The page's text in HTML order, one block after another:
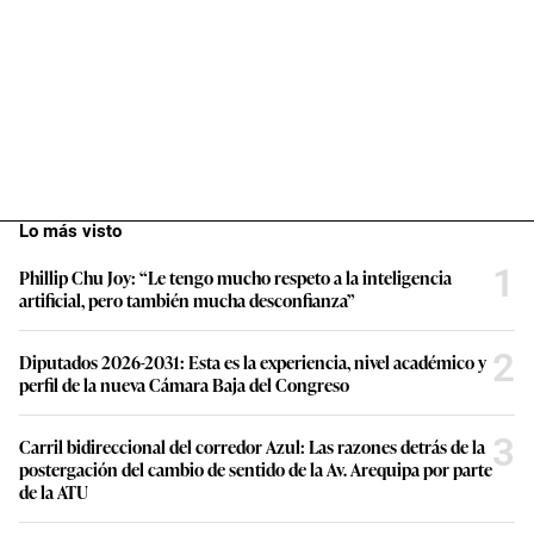
Lo más visto
Phillip Chu Joy: “Le tengo mucho respeto a la inteligencia
artificial, pero también mucha desconfianza”
1
Diputados 2026-2031: Esta es la experiencia, nivel académico y
perfil de la nueva Cámara Baja del Congreso
2
Carril bidireccional del corredor Azul: Las razones detrás de la
postergación del cambio de sentido de la Av. Arequipa por parte
de la ATU
3